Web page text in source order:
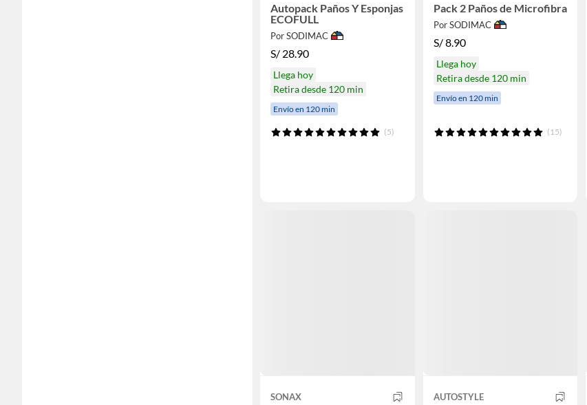
Autopack Paños Y Esponjas
ECOFULL
Por SODIMAC
S/ 28.90
Llega hoy
Retira desde 120 min
Envío en 120 min
(5)
Pack 2 Paños de Microfibra
Por SODIMAC
S/8.90
Llega hoy
Retira desde 120 min
Envío en 120 min
(15)
SONAX AUTOSTYLE